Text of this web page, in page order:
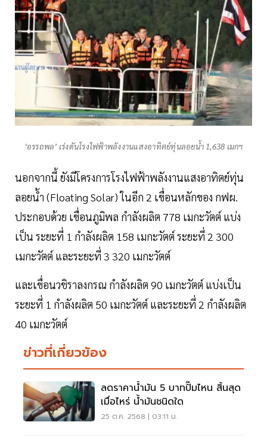
‘อรรถพล’ เร่งดันโรงไฟฟ้าพลังงานแสงอาทิตย์ทุ่นลอยน้ำ 1,638 เมกฯ
นอกจากนี้ ยังมีโครงการโรงไฟฟ้าพลังงานแสงอาทิตย์ทุ่น
ลอยน้ำ (Floating Solar) ในอีก 2 เขื่อนหลักของ กฟผ.
ประกอบด้วย เขื่อนภูมิพล กำลังผลิต 778 เมกะวัตต์ แบ่ง
เป็น ระยะที่ 1 กำลังผลิต 158 เมกะวัตต์ ระยะที่ 2 300
เมกะวัตต์ และระยะที่ 3 320 เมกะวัตต์
และเขื่อนวชิราลงกรณ กำลังผลิต 90 เมกะวัตต์ แบ่งเป็น
ระยะที่ 1 กำลังผลิต 50 เมกะวัตต์ และระยะที่ 2 กำลังผลิต
40 เมกะวัตต์
ข่าวที่เกี่ยวข้อง
ลดราคาน้ำมัน 5 บาทปั๊มไหน สิ้นสุด
เมื่อไหร่ น้ำมันชนิดใด
25 ต.ค. 2568 | 03:11 น.